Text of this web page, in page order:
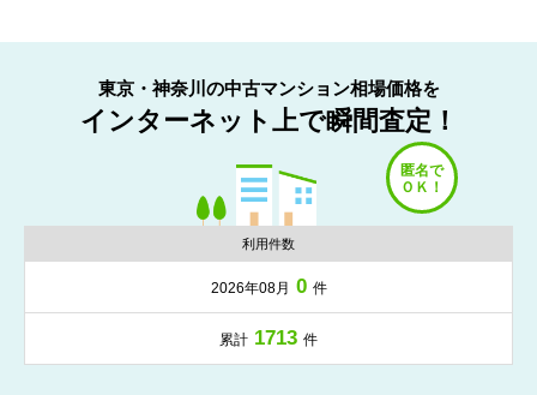
東京・神奈川の中古マンション相場価格を
インターネット上で瞬間査定！
利用件数
2026年08月 0 件
累計 1713 件